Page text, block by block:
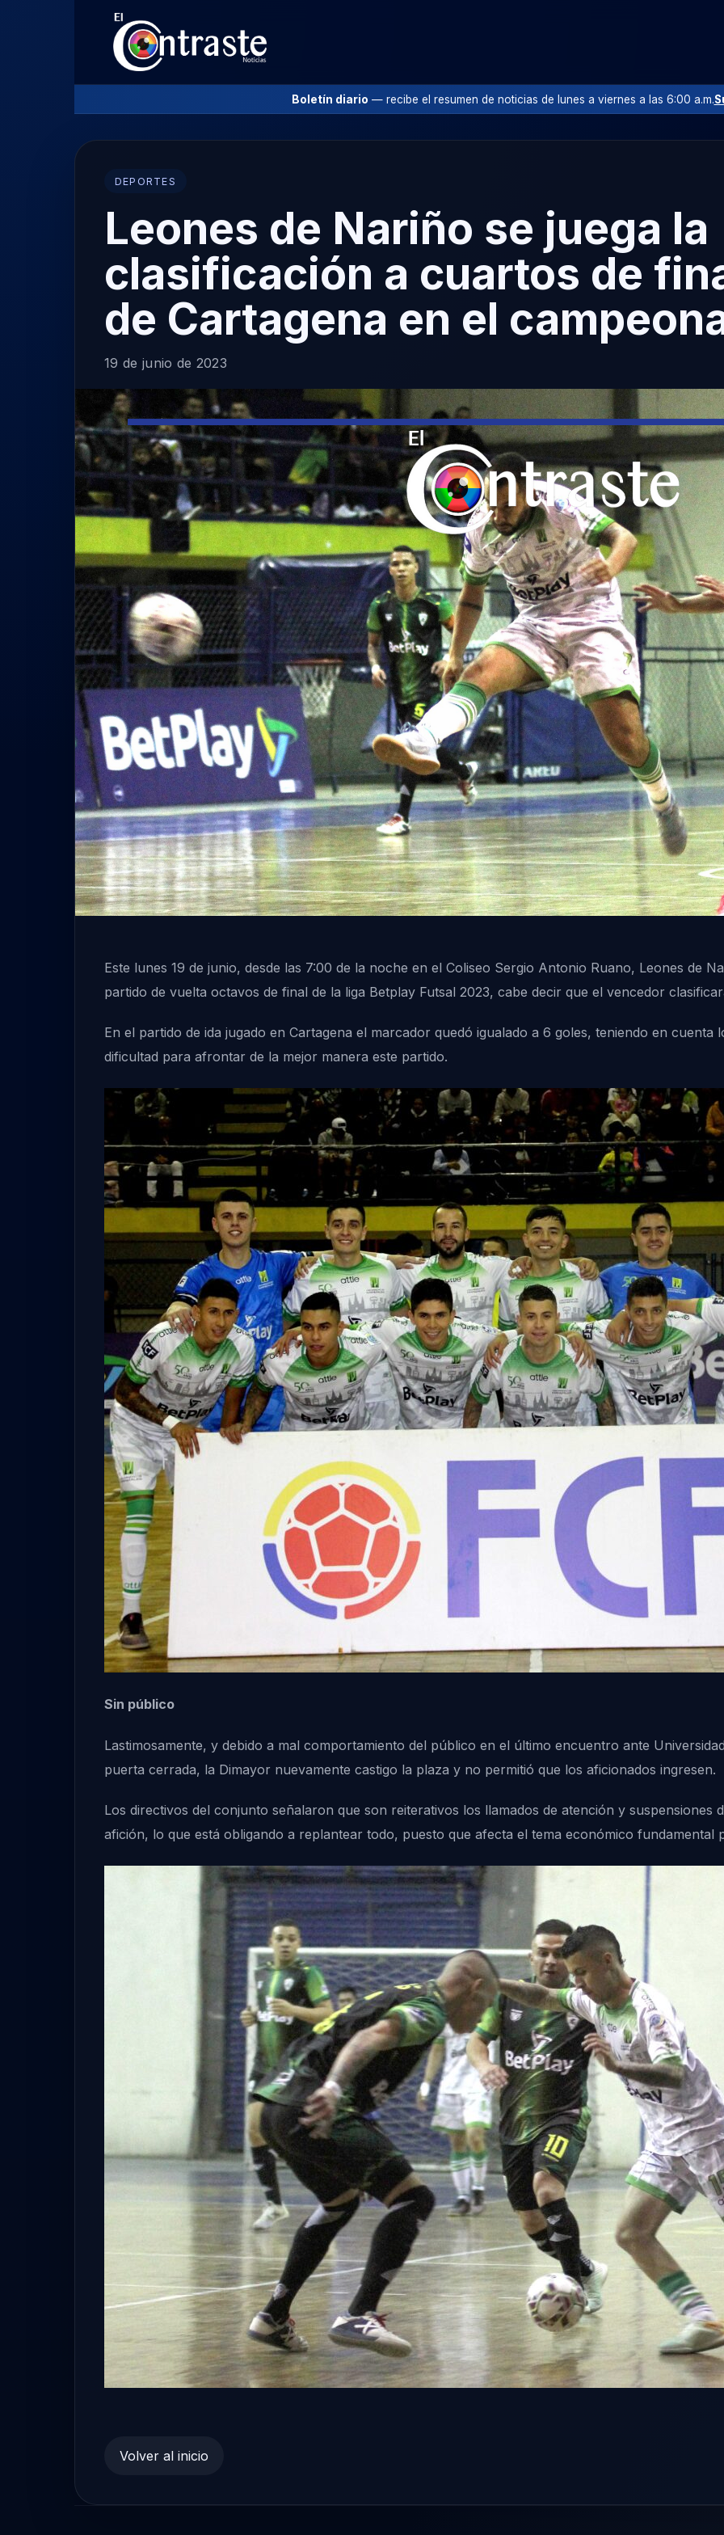
Boletín diario — recibe el resumen de noticias de lunes a viernes a las 6:00 a.m.
DEPORTES
Leones de Nariño se juega la
clasificación a cuartos de
de Cartagena en el
19 de junio de 2023
Este lunes 19 de junio, desde las 7:00 de la noche en el Coliseo Sergio Antonio Ruano, Leones de
partido de vuelta octavos de final de la liga Betplay Futsal 2023, cabe decir que el vencedor
En el partido de ida jugado en Cartagena el marcador quedó igualado a 6 goles, teniendo en cuenta
dificultad para afrontar de la mejor manera este partido.
Sin público
Lastimosamente, y debido a mal comportamiento del público en el último encuentro ante
puerta cerrada, la Dimayor nuevamente castigo la plaza y no permitió que los aficionados ingresen.
Los directivos del conjunto señalaron que son reiterativos los llamados de atención y suspensiones
afición, lo que está obligando a replantear todo, puesto que afecta el tema económico fundamental
Volver al inicio